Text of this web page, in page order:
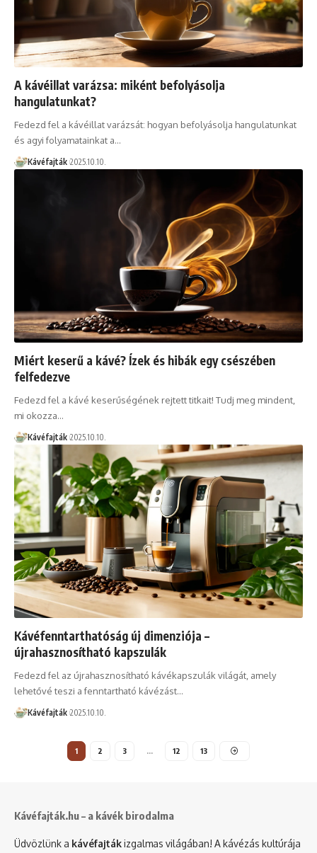
A kávéillat varázsa: miként befolyásolja
hangulatunkat?
Fedezd fel a kávéillat varázsát: hogyan befolyásolja hangulatunkat
és agyi folyamatainkat a…
Kávéfajták 2025.10.10.
Miért keserű a kávé? Ízek és hibák egy csészében
felfedezve
Fedezd fel a kávé keserűségének rejtett titkait! Tudj meg mindent,
mi okozza…
Kávéfajták 2025.10.10.
Kávéfenntarthatóság új dimenziója –
újrahasznosítható kapszulák
Fedezd fel az újrahasznosítható kávékapszulák világát, amely
lehetővé teszi a fenntartható kávézást…
Kávéfajták 2025.10.10.
1 2 3 … 12 13
Kávéfajták.hu – a kávék birodalma
Üdvözlünk a kávéfajtákizgalmas világában! A kávézás kultúrája